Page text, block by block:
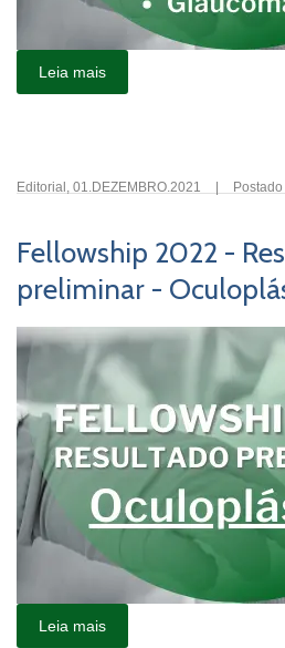
Leia mais
Editorial , 01.DEZEMBRO.2021
Fellowship 2022 -
preliminar -
Leia mais